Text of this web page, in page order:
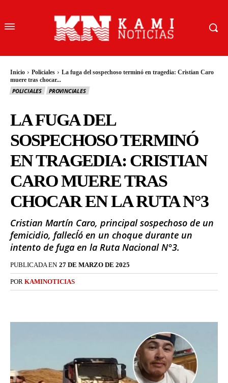
Inicio Policiales
La fuga del sospechoso terminó en tragedia: Cristian Caro
muere tras chocar...
POLICIALES PROVINCIALES
LA FUGA DEL
SOSPECHOSO TERMINÓ
EN TRAGEDIA: CRISTIAN
CARO MUERE TRAS
CHOCAR EN LA RUTA N°3
Cristian Martín Caro, principal sospechoso de un
femicidio, fallecÍó en un choque durante un
intento de fuga en la Ruta Nacional N°3.
PUBLICADA EN 27 DE MARZO DE 2025
POR KAMINOTICIAS